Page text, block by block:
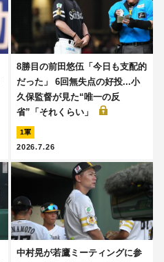
8勝目の前田悠伍「今日も支配的
だった」 6回無失点の好投...小
久保監督が見た“唯一の反
省”「それくらい」
1軍
2026.7.26
中村晃が若鷹ミーティングに参